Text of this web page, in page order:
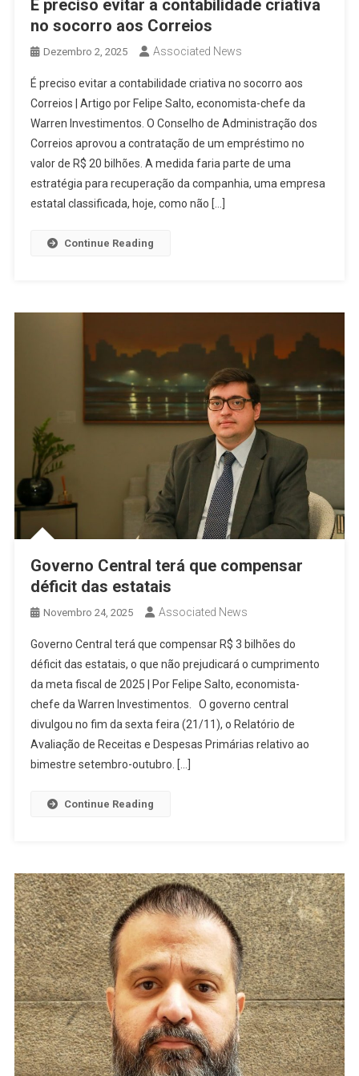
É preciso evitar a contabilidade criativa
no socorro aos Correios
Dezembro 2, 2025 Associated News
É preciso evitar a contabilidade criativa no socorro aos
Correios | Artigo por Felipe Salto, economista-chefe da
Warren Investimentos. O Conselho de Administração dos
Correios aprovou a contratação de um empréstimo no
valor de R$ 20 bilhões. A medida faria parte de uma
estratégia para recuperação da companhia, uma empresa
estatal classificada, hoje, como não […]
Continue Reading
Governo Central terá que compensar
déficit das estatais
Novembro 24, 2025 Associated News
Governo Central terá que compensar R$ 3 bilhões do
déficit das estatais, o que não prejudicará o cumprimento
da meta fiscal de 2025 | Por Felipe Salto, economista-
chefe da Warren Investimentos. O governo central
divulgou no fim da sexta feira (21/11), o Relatório de
Avaliação de Receitas e Despesas Primárias relativo ao
bimestre setembro-outubro. […]
Continue Reading